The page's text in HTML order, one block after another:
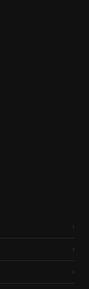
›
›
›